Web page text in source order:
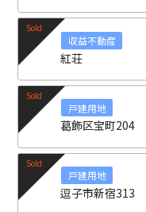
収益不動産
紅荘
戸建用地
葛飾区宝町204
戸建用地
逗子市新宿313